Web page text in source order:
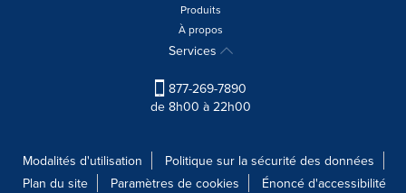
Produits
À propos
Services
877-269-7890
de 8h00 à 22h00
Modalités d'utilisation
Politique sur la sécurité des données
Plan du site
Paramètres de cookies Énoncé d'accessibilité